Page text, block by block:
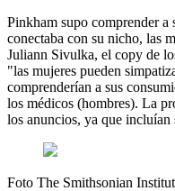
Pinkham supo comprender a
conectaba con su nicho, las
Juliann Sivulka, el copy de
"las mujeres pueden
comprenderían a sus
los médicos (hombres). La
los anuncios, ya que incluían
Foto The Smithsonian